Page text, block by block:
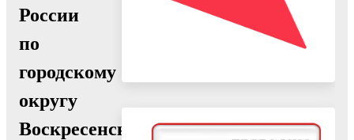
России
по
городскому
округу
Воскресенск